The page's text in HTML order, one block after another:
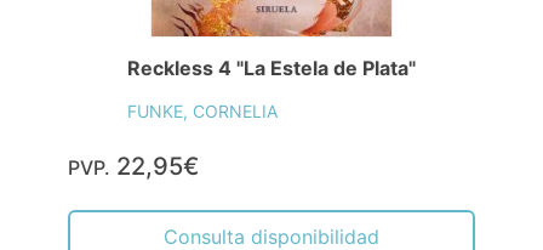
Reckless 4 "La Estela de Plata"
FUNKE, CORNELIA
PVP. 22,95€
Consulta disponibilidad